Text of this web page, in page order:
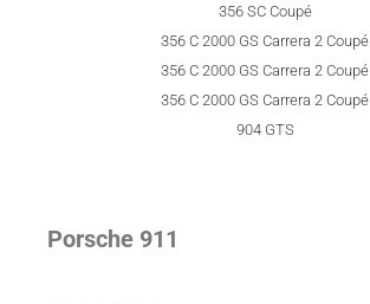
356 SC Coupé
356 C 2000 GS Carrera 2 Coupé
356 C 2000 GS Carrera 2 Coupé
356 C 2000 GS Carrera 2 Coupé
904 GTS
Porsche 911